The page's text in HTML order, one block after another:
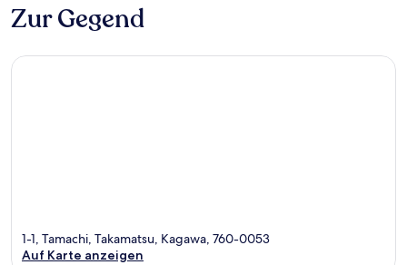
Zur Gegend
1-1, Tamachi, Takamatsu, Kagawa, 760-0053
Auf Karte anzeigen